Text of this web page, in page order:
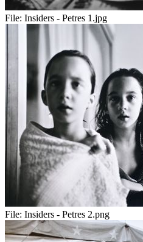
File: Insiders - Petres 1.jpg
File: Insiders - Petres 2.png